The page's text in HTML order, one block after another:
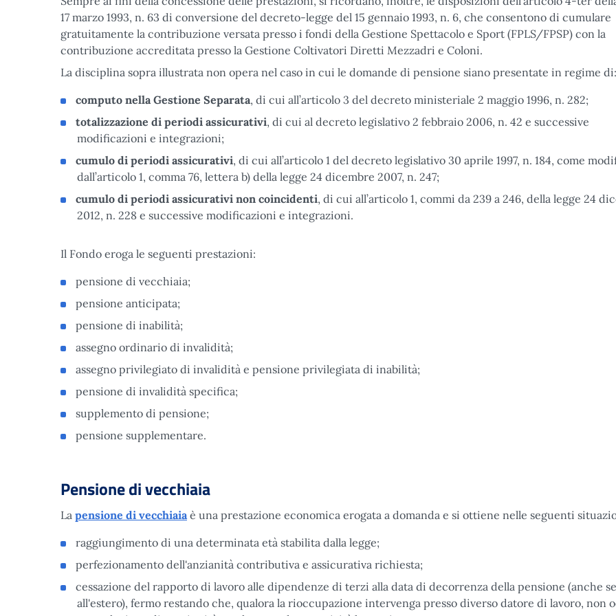
17 marzo 1993, n. 63 di conversione del decreto-legge del 15 gennaio 1993, n. 6, che consentono di cumulare
gratuitamente la contribuzione versata presso i fondi della Gestione Spettacolo e Sport (FPLS/FPSP) con la
contribuzione accreditata presso la Gestione Coltivatori Diretti Mezzadri e Coloni.
La disciplina sopra illustrata non opera nel caso in cui le domande di pensione siano presentate in regime di:
computo nella Gestione Separata, di cui all’articolo 3 del decreto ministeriale 2 maggio 1996, n. 282;
totalizzazione di periodi assicurativi, di cui al decreto legislativo 2 febbraio 2006, n. 42 e successive
modificazioni e integrazioni;
cumulo di periodi assicurativi, di cui all’articolo 1 del decreto legislativo 30 aprile 1997, n. 184, come
dall’articolo 1, comma 76, lettera b) della legge 24 dicembre 2007, n. 247;
cumulo di periodi assicurativi non coincidenti, di cui all’articolo 1, commi da 239 a 246, della legge 24
2012, n. 228 e successive modificazioni e integrazioni.
Il Fondo eroga le seguenti prestazioni:
pensione di vecchiaia;
pensione anticipata;
pensione di inabilità;
assegno ordinario di invalidità;
assegno privilegiato di invalidità e pensione privilegiata di inabilità;
pensione di invalidità specifica;
supplemento di pensione;
pensione supplementare.
Pensione di vecchiaia
La pensione di vecchiaiaè una prestazione economica erogata a domanda e si ottiene nelle seguenti
raggiungimento di una determinata età stabilita dalla legge;
perfezionamento dell'anzianità contributiva e assicurativa richiesta;
cessazione del rapporto di lavoro alle dipendenze di terzi alla data di decorrenza della pensione (anche
all'estero), fermo restando che, qualora la rioccupazione intervenga presso diverso datore di lavoro, non